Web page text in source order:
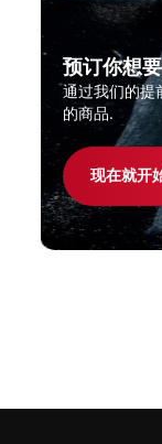
预订你想
通过我们的提
的商品.
现在就开